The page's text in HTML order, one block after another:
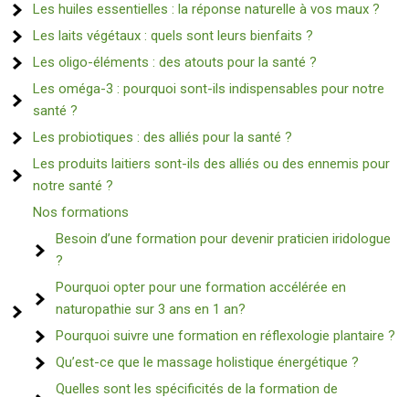
Les huiles essentielles : la réponse naturelle à vos maux ?
Les laits végétaux : quels sont leurs bienfaits ?
Les oligo-éléments : des atouts pour la santé ?
Les oméga-3 : pourquoi sont-ils indispensables pour notre
santé ?
Les probiotiques : des alliés pour la santé ?
Les produits laitiers sont-ils des alliés ou des ennemis pour
notre santé ?
Nos formations
Besoin d’une formation pour devenir praticien iridologue
?
Pourquoi opter pour une formation accélérée en
naturopathie sur 3 ans en 1 an?
Pourquoi suivre une formation en réflexologie plantaire ?
Qu’est-ce que le massage holistique énergétique ?
Quelles sont les spécificités de la formation de